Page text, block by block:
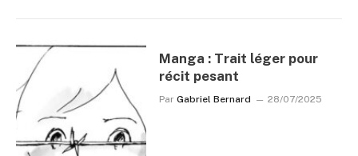
Manga : Trait léger pour
récit pesant
Par Gabriel Bernard 28/07/2025